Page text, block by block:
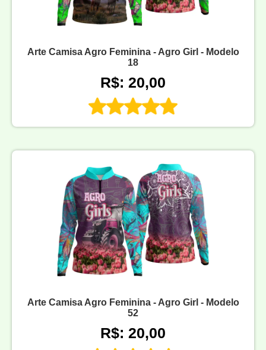
Arte Camisa Agro Feminina - Agro Girl - Modelo
18
R$: 20,00
Arte Camisa Agro Feminina - Agro Girl - Modelo
52
R$: 20,00